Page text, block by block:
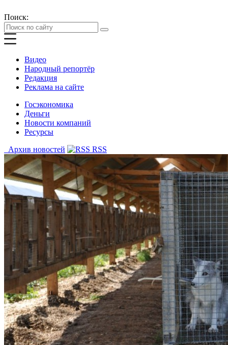
Поиск:
Видео
Народный репортёр
Редакция
Реклама на сайте
Госэкономика
Деньги
Новости компаний
Ресурсы
Архив новостей
RSS